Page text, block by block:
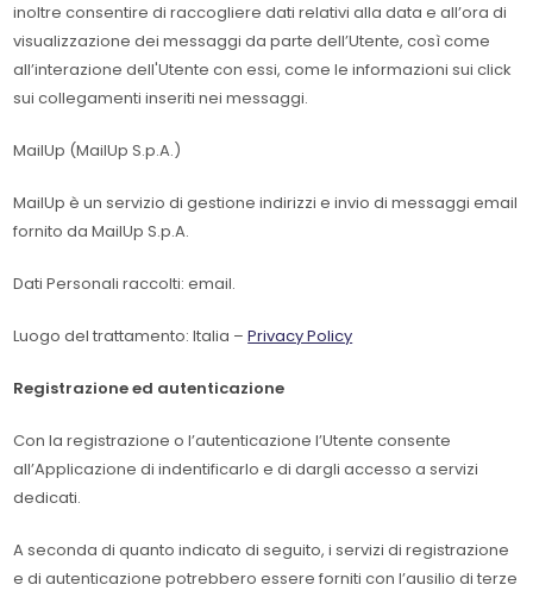
inoltre consentire di raccogliere dati relativi alla data e all’ora di
visualizzazione dei messaggi da parte dell’Utente, così come
all’interazione dell'Utente con essi, come le informazioni sui click
sui collegamenti inseriti nei messaggi.
MailUp (MailUp S.p.A.)
MailUp è un servizio di gestione indirizzi e invio di messaggi email
fornito da MailUp S.p.A.
Dati Personali raccolti: email.
Luogo del trattamento: Italia –Privacy Policy
Registrazione ed autenticazione
Con la registrazione o l’autenticazione l’Utente consente
all’Applicazione di indentificarlo e di dargli accesso a servizi
dedicati.
A seconda di quanto indicato di seguito, i servizi di registrazione
e di autenticazione potrebbero essere forniti con l’ausilio di terze